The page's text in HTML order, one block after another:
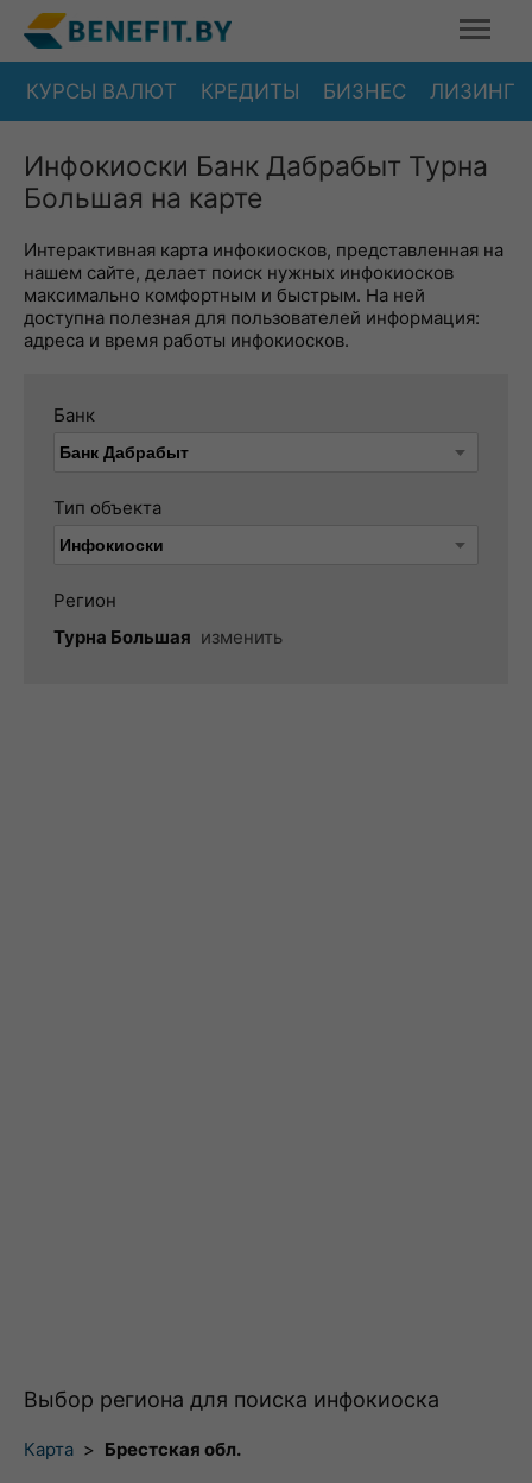
КУРСЫ ВАЛЮТ КРЕДИТЫ БИЗНЕС ЛИЗИНГ
Инфокиоски Банк Дабрабыт Турна
Большая на карте
Интерактивная карта инфокиосков, представленная на
нашем сайте, делает поиск нужных инфокиосков
максимально комфортным и быстрым. На ней
доступна полезная для пользователей информация:
адреса и время работы инфокиосков.
Банк
Тип объекта
Регион
Турна Большая изменить
Выбор региона для поиска инфокиоска
Карта > Брестская обл.